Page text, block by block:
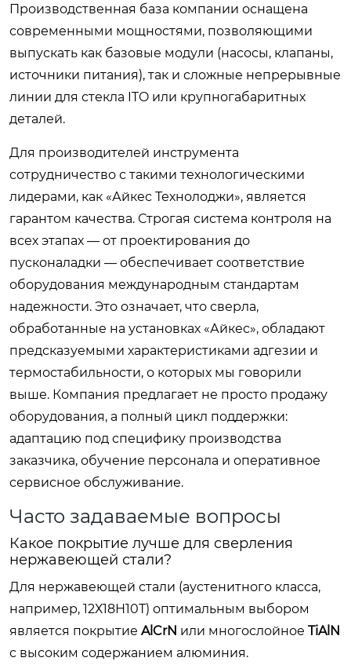
Производственная база компании оснащена
современными мощностями, позволяющими
выпускать как базовые модули (насосы, клапаны,
источники питания), так и сложные непрерывные
линии для стекла ITO или крупногабаритных
деталей.
Для производителей инструмента
сотрудничество с такими технологическими
лидерами, как «Айкес Технолоджи», является
гарантом качества. Строгая система контроля на
всех этапах — от проектирования до
пусконаладки — обеспечивает соответствие
оборудования международным стандартам
надежности. Это означает, что сверла,
обработанные на установках «Айкес», обладают
предсказуемыми характеристиками адгезии и
термостабильности, о которых мы говорили
выше. Компания предлагает не просто продажу
оборудования, а полный цикл поддержки:
адаптацию под специфику производства
заказчика, обучение персонала и оперативное
сервисное обслуживание.
Часто задаваемые вопросы
Какое покрытие лучше для сверления
нержавеющей стали?
Для нержавеющей стали (аустенитного класса,
например, 12Х18Н10Т) оптимальным выбором
является покрытие AlCrN или многослойное TiAlN
с высоким содержанием алюминия.